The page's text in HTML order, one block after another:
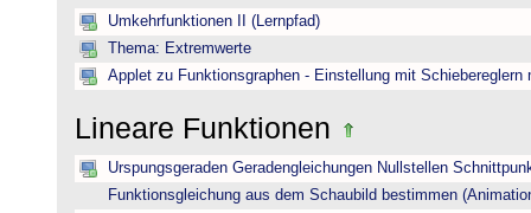
Umkehrfunktionen II (Lernpfad)
Thema: Extremwerte
Applet zu Funktionsgraphen - Einstellung mit Schiebereglern
Lineare Funktionen
Urspungsgeraden Geradengleichungen Nullstellen
Funktionsgleichung aus dem Schaubild bestimmen